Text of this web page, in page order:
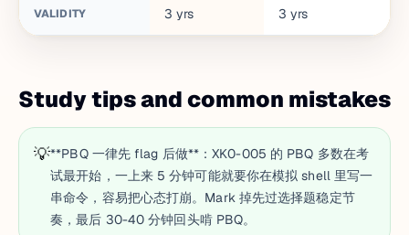
VALIDITY 3 yrs 3 yrs
Study tips and common mistakes
💡**PBQ 一律先 flag 后做**：XK0-005 的 PBQ 多数在考
试最开始，一上来 5 分钟可能就要你在模拟 shell 里写一
串命令，容易把心态打崩。Mark 掉先过选择题稳定节
奏，最后 30-40 分钟回头啃 PBQ。